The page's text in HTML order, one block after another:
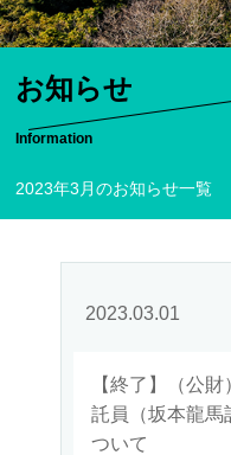
お知らせ
Information
2023年3月のお知らせ一覧
2023.03.01
【終了】（公
託員（坂本龍馬
ついて